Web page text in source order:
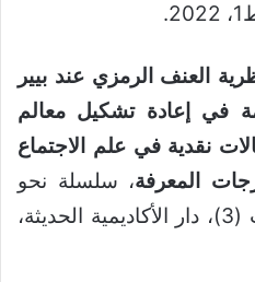
العنف الرمزي عند بيير
في إعادة تشكيل معالم
نقدية في علم الاجتماع
المعرفة، سلسلة نحو
علم اجتماع تنويري الكتاب (3)، دار الأكاديمية الحديثة،